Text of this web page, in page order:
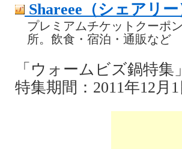
Shareee（シェアリー
プレミアムチケットクーポ
所。飲食・宿泊・通販など
「ウォームビズ鍋特集」
特集期間：2011年12月